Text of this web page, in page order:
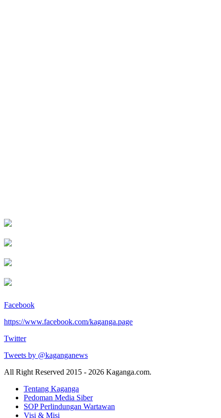
Facebook
https://www.facebook.com/kaganga.page
Twitter
Tweets by @kaganganews
All Right Reserved 2015 - 2026 Kaganga.com.
Tentang Kaganga
Pedoman Media Siber
SOP Perlindungan Wartawan
Visi & Misi